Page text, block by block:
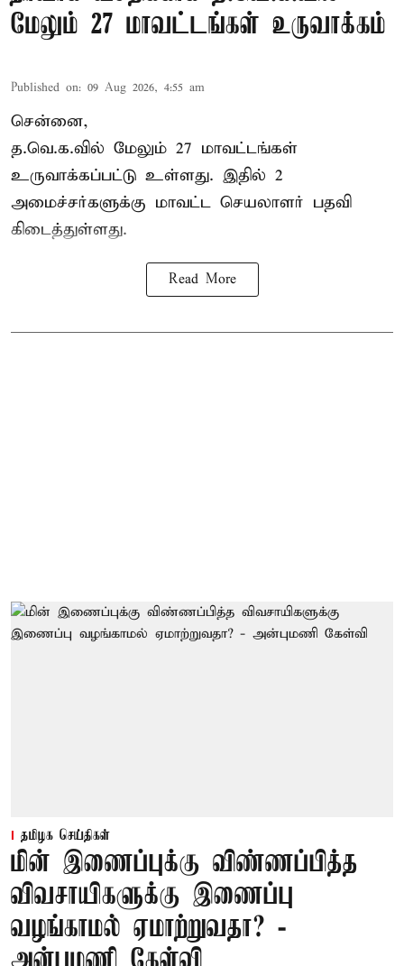
மேலும் 27 மாவட்டங்கள் உருவாக்கம்
Published on: 09 Aug 2026, 4:55 am
சென்னை,
த.வெ.க.வில் மேலும் 27 மாவட்டங்கள்
உருவாக்கப்பட்டு உள்ளது. இதில் 2
அமைச்சர்களுக்கு மாவட்ட செயலாளர் பதவி
கிடைத்துள்ளது.
Read More
தமிழக செய்திகள்
மின் இணைப்புக்கு விண்ணப்பித்த
விவசாயிகளுக்கு இணைப்பு
வழங்காமல் ஏமாற்றுவதா? -